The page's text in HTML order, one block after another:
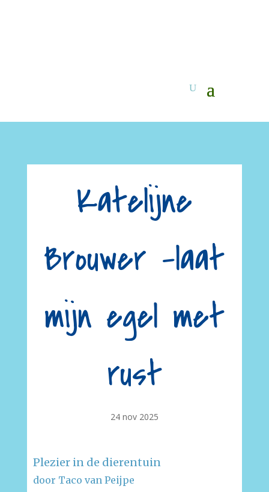
Katelijne
Brouwer -laat
mijn egel met
rust
24 nov 2025
Plezier in de dierentuin
door Taco van Peijpe